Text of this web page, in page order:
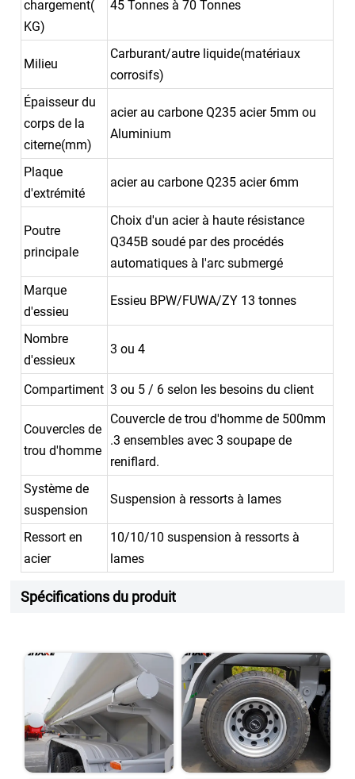
chargement(
KG)
45 Tonnes à 70 Tonnes
Milieu
Carburant/autre liquide(matériaux
corrosifs)
Épaisseur du
corps de la
citerne(mm)
acier au carbone Q235 acier 5mm ou
Aluminium
Plaque
d'extrémité
acier au carbone Q235 acier 6mm
Poutre
principale
Choix d'un acier à haute résistance
Q345B soudé par des procédés
automatiques à l'arc submergé
Marque
d'essieu
Essieu BPW/FUWA/ZY 13 tonnes
Nombre
d'essieux
3 ou 4
Compartiment 3 ou 5 / 6 selon les besoins du client
Couvercles de
trou d'homme
Couvercle de trou d'homme de 500mm
.3 ensembles avec 3 soupape de
reniflard.
Système de
suspension
Suspension à ressorts à lames
Ressort en
acier
10/10/10 suspension à ressorts à
lames
Spécifications du produit